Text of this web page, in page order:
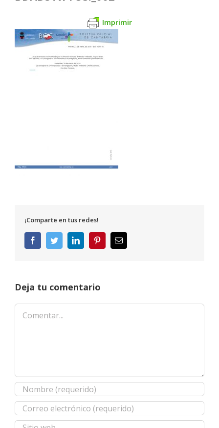
Imprimir
¡Comparte en tus redes!
FacebookTwitterLinkedInPinterestCorreo
electrónico
Deja tu comentario
Comentar